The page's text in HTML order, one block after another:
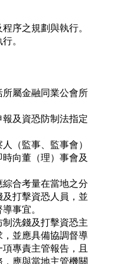
序之規劃與執行。
。
屬金融同業公會所
及資恐防制法指定
（監事、監事會）
向董（理）事會及
合考量在當地之分
打擊資恐人員，並
事宜。
洗錢及打擊資恐主
並應具備協調督導
專責主管報告，且
應與當地主管機關